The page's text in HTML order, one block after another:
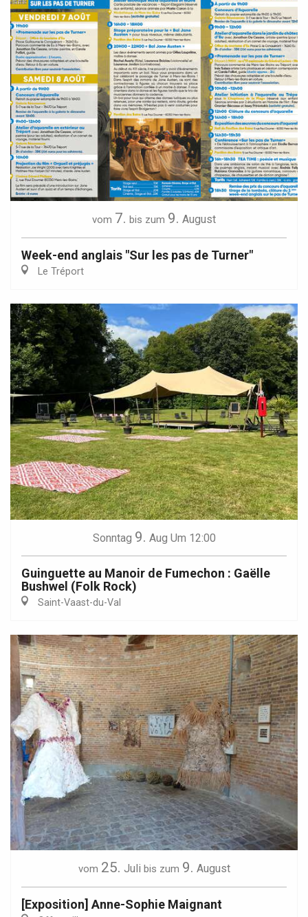
vom 7. bis zum 9. August
Week-end anglais "Sur les pas de Turner"
Le Tréport
Sonntag 9. Aug Um 12:00
Guinguette au Manoir de Fumechon : Gaëlle
Bushwel (Folk Rock)
Saint-Vaast-du-Val
vom 25. Juli bis zum 9. August
[Exposition] Anne-Sophie Maignant